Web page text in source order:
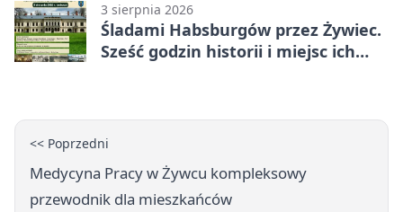
3 sierpnia 2026
Śladami Habsburgów przez Żywiec.
Sześć godzin historii i miejsc ich
<< Poprzedni
Medycyna Pracy w Żywcu kompleksowy
przewodnik dla mieszkańców